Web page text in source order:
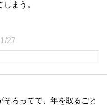
まう。
27
そろってて、年を取るごと